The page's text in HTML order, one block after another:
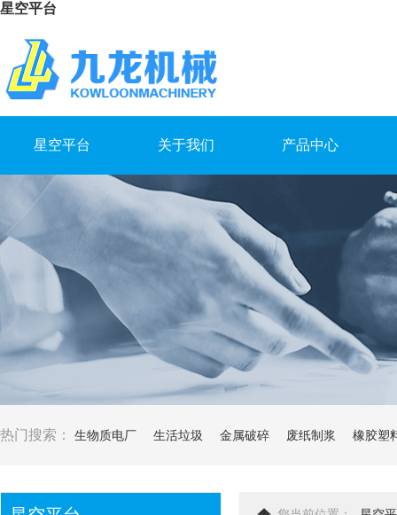
星空平台
星空平台 关于我们 产品中心
热门搜索： 生物质电厂 生活垃圾 金属破碎 废纸制浆 橡胶塑